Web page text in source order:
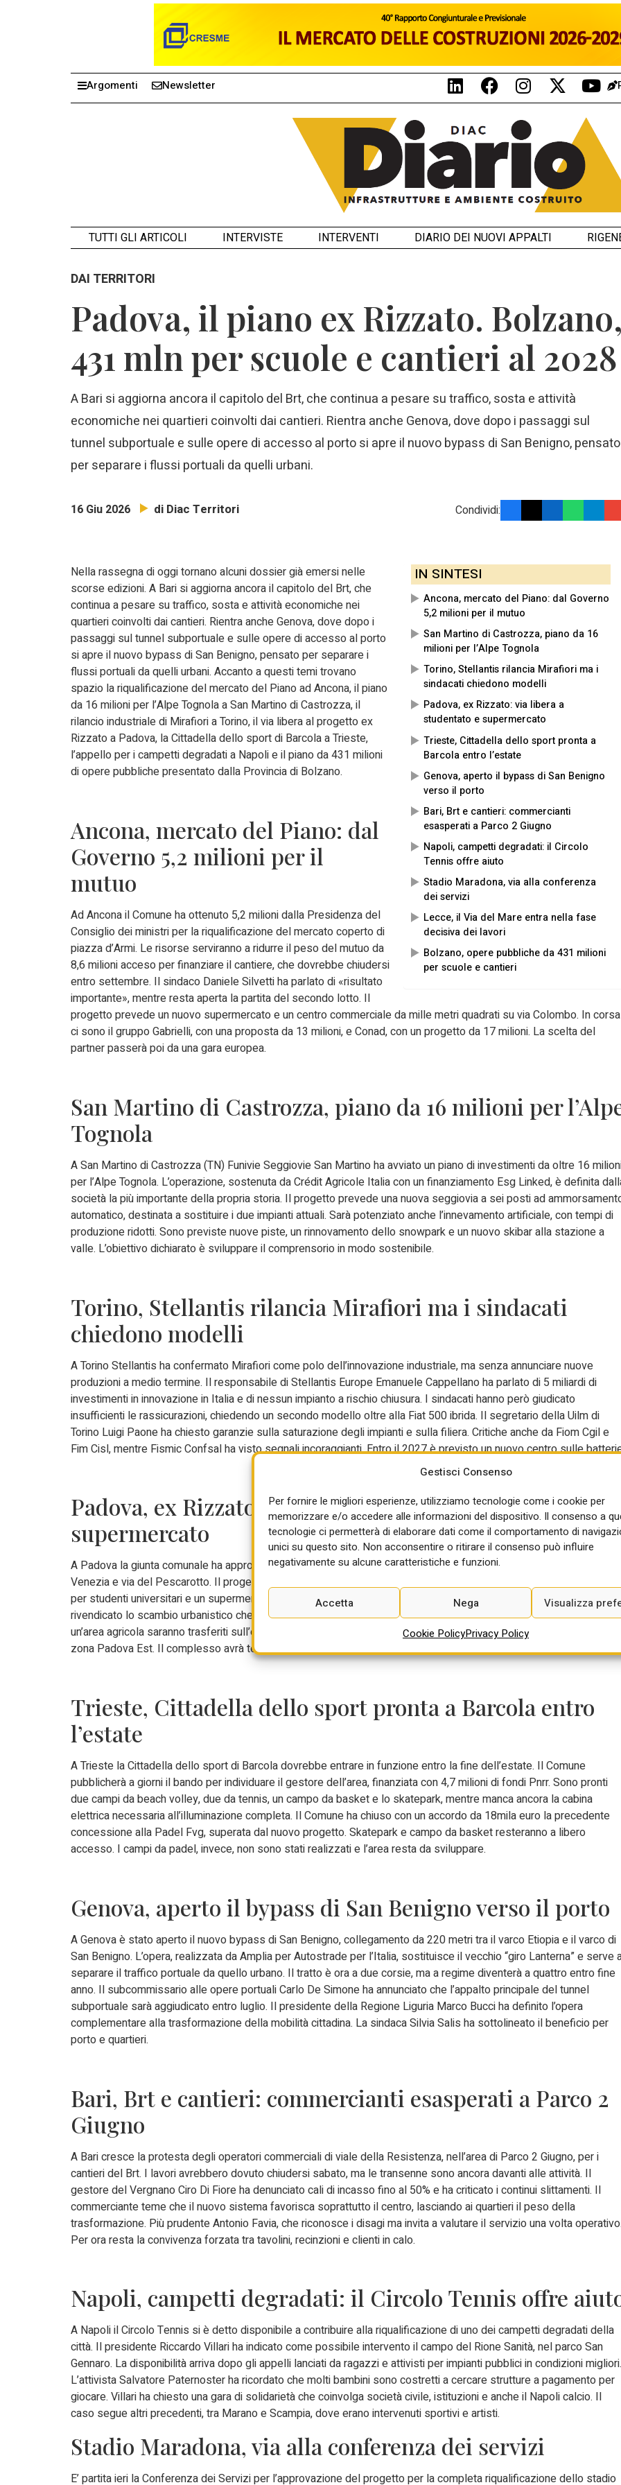
Gestisci Consenso
Per fornire le migliori esperienze, utilizziamo tecnologie come i cookie per
memorizzare e/o accedere alle informazioni del dispositivo. Il consenso a
tecnologie ci permetterà di elaborare dati come il comportamento di
unici su questo sito. Non acconsentire o ritirare il consenso può influire
negativamente su alcune caratteristiche e funzioni.
Accetta Nega Visualizza
Cookie PolicyPrivacy Policy
Argomenti Newsletter
TUTTI GLI ARTICOLI INTERVISTE INTERVENTI DIARIO DEI NUOVI APPALTI
DAI TERRITORI
Padova, il piano ex Rizzato. Bolzano,
431 mln per scuole e cantieri al 2028
A Bari si aggiorna ancora il capitolo del Brt, che continua a pesare su traffico, sosta e attività
economiche nei quartieri coinvolti dai cantieri. Rientra anche Genova, dove dopo i passaggi sul
tunnel subportuale e sulle opere di accesso al porto si apre il nuovo bypass di San Benigno, pensato
per separare i flussi portuali da quelli urbani.
16 Giu 2026 di Diac Territori Condividi:
IN SINTESI
Ancona, mercato del Piano: dal Governo
5,2 milioni per il mutuo
San Martino di Castrozza, piano da 16
milioni per l’Alpe Tognola
Torino, Stellantis rilancia Mirafiori ma i
sindacati chiedono modelli
Padova, ex Rizzato: via libera a
studentato e supermercato
Trieste, Cittadella dello sport pronta a
Barcola entro l’estate
Genova, aperto il bypass di San Benigno
verso il porto
Bari, Brt e cantieri: commercianti
esasperati a Parco 2 Giugno
Napoli, campetti degradati: il Circolo
Tennis offre aiuto
Stadio Maradona, via alla conferenza
dei servizi
Lecce, il Via del Mare entra nella fase
decisiva dei lavori
Bolzano, opere pubbliche da 431 milioni
per scuole e cantieri
Nella rassegna di oggi tornano alcuni dossier già emersi nelle
scorse edizioni. A Bari si aggiorna ancora il capitolo del Brt, che
continua a pesare su traffico, sosta e attività economiche nei
quartieri coinvolti dai cantieri. Rientra anche Genova, dove dopo i
passaggi sul tunnel subportuale e sulle opere di accesso al porto
si apre il nuovo bypass di San Benigno, pensato per separare i
flussi portuali da quelli urbani. Accanto a questi temi trovano
spazio la riqualificazione del mercato del Piano ad Ancona, il piano
da 16 milioni per l’Alpe Tognola a San Martino di Castrozza, il
rilancio industriale di Mirafiori a Torino, il via libera al progetto ex
Rizzato a Padova, la Cittadella dello sport di Barcola a Trieste,
l’appello per i campetti degradati a Napoli e il piano da 431 milioni
di opere pubbliche presentato dalla Provincia di Bolzano.
Ancona, mercato del Piano: dal
Governo 5,2 milioni per il
mutuo
Ad Ancona il Comune ha ottenuto 5,2 milioni dalla Presidenza del
Consiglio dei ministri per la riqualificazione del mercato coperto di
piazza d’Armi. Le risorse serviranno a ridurre il peso del mutuo da
8,6 milioni acceso per finanziare il cantiere, che dovrebbe chiudersi
entro settembre. Il sindaco Daniele Silvetti ha parlato di «risultato
importante», mentre resta aperta la partita del secondo lotto. Il
progetto prevede un nuovo supermercato e un centro commerciale da mille metri quadrati su via Colombo. In corsa
ci sono il gruppo Gabrielli, con una proposta da 13 milioni, e Conad, con un progetto da 17 milioni. La scelta del
partner passerà poi da una gara europea.
San Martino di Castrozza, piano da 16 milioni per
Tognola
A San Martino di Castrozza (TN) Funivie Seggiovie San Martino ha avviato un piano di investimenti da oltre 16
per l’Alpe Tognola. L’operazione, sostenuta da Crédit Agricole Italia con un finanziamento Esg Linked, è definita
società la più importante della propria storia. Il progetto prevede una nuova seggiovia a sei posti ad
automatico, destinata a sostituire i due impianti attuali. Sarà potenziato anche l’innevamento artificiale, con tempi di
produzione ridotti. Sono previste nuove piste, un rinnovamento dello snowpark e un nuovo skibar alla stazione a
valle. L’obiettivo dichiarato è sviluppare il comprensorio in modo sostenibile.
Torino, Stellantis rilancia Mirafiori ma i sindacati
chiedono modelli
A Torino Stellantis ha confermato Mirafiori come polo dell’innovazione industriale, ma senza annunciare nuove
produzioni a medio termine. Il responsabile di Stellantis Europe Emanuele Cappellano ha parlato di 5 miliardi di
investimenti in innovazione in Italia e di nessun impianto a rischio chiusura. I sindacati hanno però giudicato
insufficienti le rassicurazioni, chiedendo un secondo modello oltre alla Fiat 500 ibrida. Il segretario della Uilm di
Torino Luigi Paone ha chiesto garanzie sulla saturazione degli impianti e sulla filiera. Critiche anche da Fiom Cgil e
Fim Cisl, mentre Fismic Confsal ha visto segnali incoraggianti. Entro il 2027 è previsto un nuovo centro sulle
Padova, ex Rizzato: via libera a studentato e
supermercato
A Padova la giunta comunale ha approvato definitivamente il Piano urbanistico attuativo per l’area ex Rizzato, tra via
Venezia e via del Pescarotto. Il progetto di Aspiag-Despar prevede un edificio fino a nove piani, con circa 350 posti
per studenti universitari e un supermercato alla base. L’assessore comunale all’Urbanistica Andrea Ragona ha
rivendicato lo scambio urbanistico che consente di tutelare il parco del Basso Isonzo. I 31mila metri cubi previsti in
un’area agricola saranno trasferiti sull’ex fabbrica. Il Comune acquisirà anche oltre 36mila metri quadrati di verde in
zona Padova Est. Il complesso avrà tetti verdi, parcheggi permeabili, corte interna e sistemi anti-allagamento.
Trieste, Cittadella dello sport pronta a Barcola entro
l’estate
A Trieste la Cittadella dello sport di Barcola dovrebbe entrare in funzione entro la fine dell’estate. Il Comune
pubblicherà a giorni il bando per individuare il gestore dell’area, finanziata con 4,7 milioni di fondi Pnrr. Sono pronti
due campi da beach volley, due da tennis, un campo da basket e lo skatepark, mentre manca ancora la cabina
elettrica necessaria all’illuminazione completa. Il Comune ha chiuso con un accordo da 18mila euro la precedente
concessione alla Padel Fvg, superata dal nuovo progetto. Skatepark e campo da basket resteranno a libero
accesso. I campi da padel, invece, non sono stati realizzati e l’area resta da sviluppare.
Genova, aperto il bypass di San Benigno verso il porto
A Genova è stato aperto il nuovo bypass di San Benigno, collegamento da 220 metri tra il varco Etiopia e il varco di
San Benigno. L’opera, realizzata da Amplia per Autostrade per l’Italia, sostituisce il vecchio “giro Lanterna” e serve
separare il traffico portuale da quello urbano. Il tratto è ora a due corsie, ma a regime diventerà a quattro entro fine
anno. Il subcommissario alle opere portuali Carlo De Simone ha annunciato che l’appalto principale del tunnel
subportuale sarà aggiudicato entro luglio. Il presidente della Regione Liguria Marco Bucci ha definito l’opera
complementare alla trasformazione della mobilità cittadina. La sindaca Silvia Salis ha sottolineato il beneficio per
porto e quartieri.
Bari, Brt e cantieri: commercianti esasperati a Parco 2
Giugno
A Bari cresce la protesta degli operatori commerciali di viale della Resistenza, nell’area di Parco 2 Giugno, per i
cantieri del Brt. I lavori avrebbero dovuto chiudersi sabato, ma le transenne sono ancora davanti alle attività. Il
gestore del Vergnano Ciro Di Fiore ha denunciato cali di incasso fino al 50% e ha criticato i continui slittamenti. Il
commerciante teme che il nuovo sistema favorisca soprattutto il centro, lasciando ai quartieri il peso della
trasformazione. Più prudente Antonio Favia, che riconosce i disagi ma invita a valutare il servizio una volta operativo.
Per ora resta la convivenza forzata tra tavolini, recinzioni e clienti in calo.
Napoli, campetti degradati: il Circolo Tennis offre
A Napoli il Circolo Tennis si è detto disponibile a contribuire alla riqualificazione di uno dei campetti degradati della
città. Il presidente Riccardo Villari ha indicato come possibile intervento il campo del Rione Sanità, nel parco San
Gennaro. La disponibilità arriva dopo gli appelli lanciati da ragazzi e attivisti per impianti pubblici in condizioni migliori.
L’attivista Salvatore Paternoster ha ricordato che molti bambini sono costretti a cercare strutture a pagamento per
giocare. Villari ha chiesto una gara di solidarietà che coinvolga società civile, istituzioni e anche il Napoli calcio. Il
caso segue altri precedenti, tra Marano e Scampia, dove erano intervenuti sportivi e artisti.
Stadio Maradona, via alla conferenza dei servizi
E’ partita ieri la Conferenza dei Servizi per l’approvazione del progetto per la completa riqualificazione dello stadio